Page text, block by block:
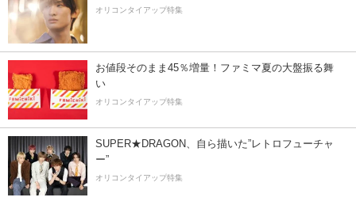
オリコンタイアップ特集
お値段そのまま45％増量！ファミマ夏の大盤振る舞
い
オリコンタイアップ特集
SUPER★DRAGON、自ら描いた”レトロフューチャ
ー”
オリコンタイアップ特集